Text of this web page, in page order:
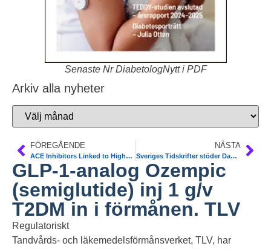
Senaste Nr DiabetologNytt i PDF
Arkiv alla nyheter
FÖREGÅENDE
ACE Inhibitors Linked to Higher Lung Cancer Risk? BMJ
NÄSTA
Sveriges Tidskrifter stöder Dawit Isaak. 17 år i fängelse i Eritrea. Har T2DM
GLP-1-analog Ozempic
(semiglutide) inj 1 g/v
T2DM in i förmånen. TLV
Regulatoriskt
Tandvårds- och läkemedelsförmånsverket, TLV, har